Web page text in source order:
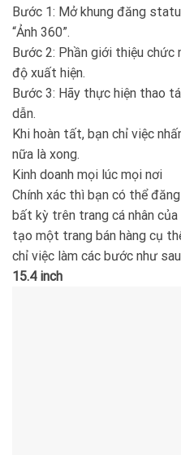
Bước 1: Mở khung đăng
“Ảnh 360”.
Bước 2: Phần giới thiệu chức
độ xuất hiện.
Bước 3: Hãy thực hiện thao
dẫn.
Khi hoàn tất, bạn chỉ việc
nữa là xong.
Kinh doanh mọi lúc mọi nơi
Chính xác thì bạn có thể
bất kỳ trên trang cá nhân
tạo một trang bán hàng cụ
chỉ việc làm các bước như
15.4 inch